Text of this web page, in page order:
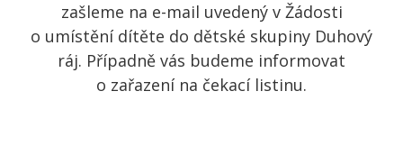
zašleme na e-mail uvedený v Žádosti
o umístění dítěte do dětské skupiny Duhový
ráj. Případně vás budeme informovat
o zařazení na čekací listinu.